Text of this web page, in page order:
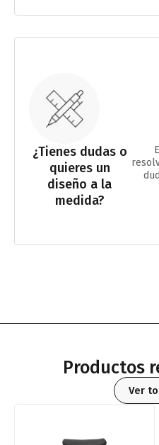
¿Tienes dudas o
quieres un
diseño a la
medida?
Productos
Ver